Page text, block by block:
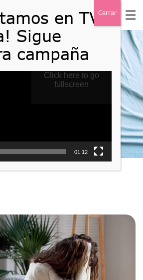
01:12
Click here to go
fullscreen